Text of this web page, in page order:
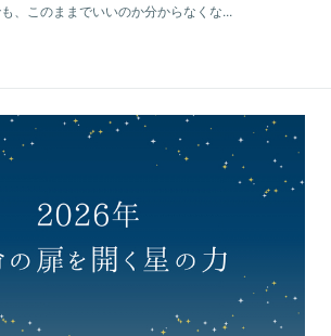
、このままでいいのか分からなくな...